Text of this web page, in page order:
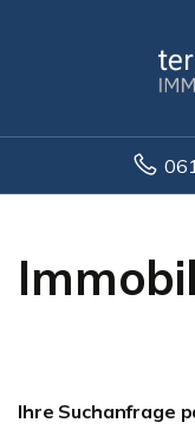
Ihre Suchanfrage